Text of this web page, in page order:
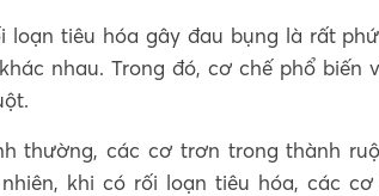
loạn tiêu hóa gây đau bụng là rất
nhau. Trong đó, cơ chế phổ biến
thường, các cơ trơn trong thành
khi có rối loạn tiêu hóa, các